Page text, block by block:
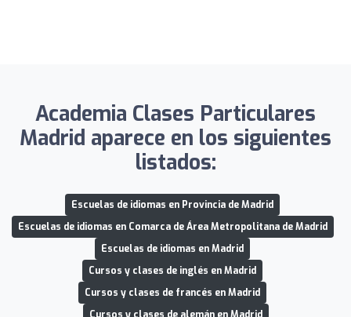
Academia Clases Particulares
Madrid aparece en los siguientes
listados:
Escuelas de idiomas en Provincia de Madrid
Escuelas de idiomas en Comarca de Área Metropolitana de Madrid
Escuelas de idiomas en Madrid
Cursos y clases de inglés en Madrid
Cursos y clases de francés en Madrid
Cursos y clases de alemán en Madrid